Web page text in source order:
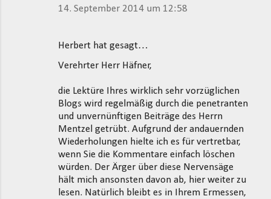
14. September 2014 um 12:58
Herbert hat gesagt…
Verehrter Herr Häfner,
die Lektüre Ihres wirklich sehr vorzüglichen
Blogs wird regelmäßig durch die penetranten
und unvernünftigen Beiträge des Herrn
Mentzel getrübt. Aufgrund der andauernden
Wiederholungen hielte ich es für vertretbar,
wenn Sie die Kommentare einfach löschen
würden. Der Ärger über diese Nervensäge
hält mich ansonsten davon ab, hier weiter zu
lesen. Natürlich bleibt es in Ihrem Ermessen,